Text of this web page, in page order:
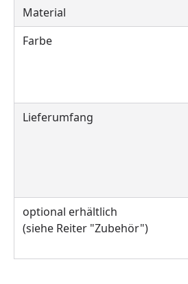
Material
Farbe
Lieferumfang
optional erhältlich
(siehe Reiter "Zubehör")